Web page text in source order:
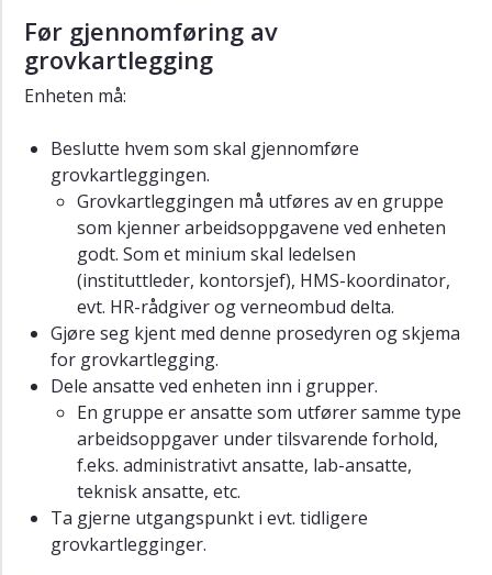
Prosedyre
for
grovkartlegging
av
Prosedyre
for
gjennomføring
av
HMS-
risikovurdering
Prosedyre
HMS-
runde
Retningslinje
for
melde
avvik,
uønskede
Før gjennomføring av
grovkartlegging
Enheten må:
Beslutte hvem som skal gjennomføre
grovkartleggingen.
Grovkartleggingen må utføres av en gruppe
som kjenner arbeidsoppgavene ved enheten
godt. Som et minium skal ledelsen
(instituttleder, kontorsjef), HMS-koordinator,
evt. HR-rådgiver og verneombud delta.
Gjøre seg kjent med denne prosedyren og skjema
for grovkartlegging.
Dele ansatte ved enheten inn i grupper.
En gruppe er ansatte som utfører samme type
arbeidsoppgaver under tilsvarende forhold,
f.eks. administrativt ansatte, lab-ansatte,
teknisk ansatte, etc.
Ta gjerne utgangspunkt i evt. tidligere
grovkartlegginger.